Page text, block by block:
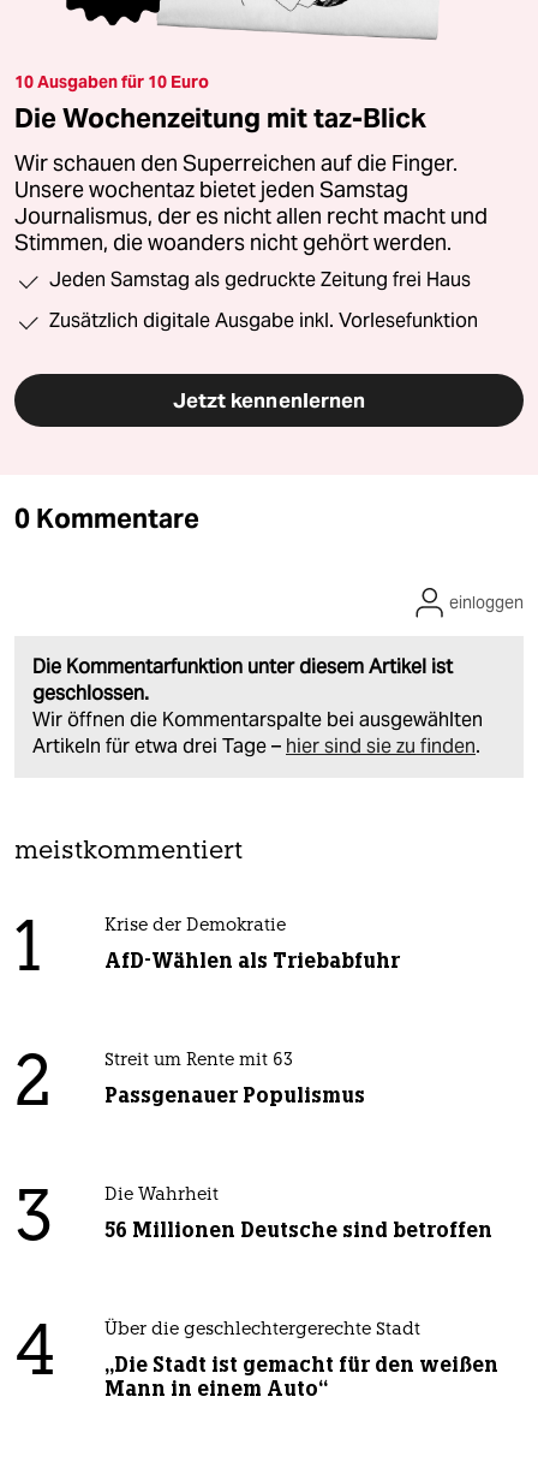
10 Ausgaben für 10 Euro
Die Wochenzeitung mit taz-Blick
Wir schauen den Superreichen auf die Finger.
Unsere wochentaz bietet jeden Samstag
Journalismus, der es nicht allen recht macht und
Stimmen, die woanders nicht gehört werden.
Jeden Samstag als gedruckte Zeitung frei Haus
Zusätzlich digitale Ausgabe inkl. Vorlesefunktion
Jetzt kennenlernen
0 Kommentare
Die Kommentarfunktion unter diesem Artikel ist
geschlossen.
Wir öffnen die Kommentarspalte bei ausgewählten
Artikeln für etwa drei Tage – hier sind sie zu finden.
einloggen
meistkommentiert
1 Krise der Demokratie
AfD-Wählen als Triebabfuhr
2 Streit um Rente mit 63
Passgenauer Populismus
3 Die Wahrheit
56 Millionen Deutsche sind betroffen
4 Über die geschlechtergerechte Stadt
„Die Stadt ist gemacht für den weißen
Mann in einem Auto“